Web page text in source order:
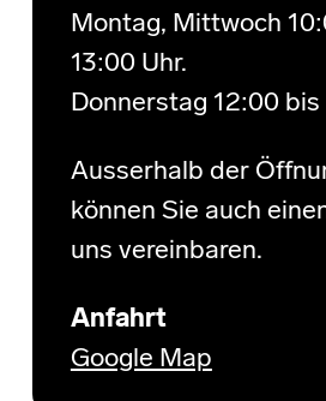
Montag, Mittwoch
13:00 Uhr.
Donnerstag 12:00 bis
Ausserhalb der
können Sie auch
uns vereinbaren.
Anfahrt
Google Map